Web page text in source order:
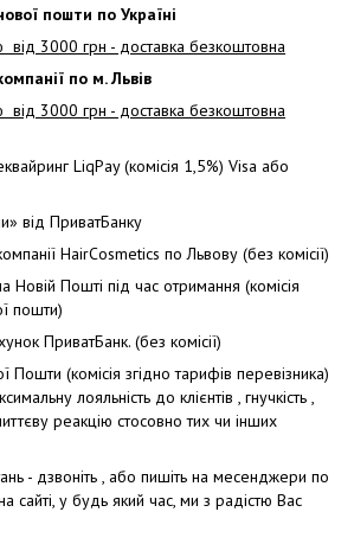
пошти по Україні
3000 грн - доставка безкоштовна
по м. Львів
3000 грн - доставка безкоштовна
LiqPay (комісія 1,5%) Visa або
від ПриватБанку
HairCosmetics по Львову (без комісії)
Новій Пошті під час отримання (комісія
пошти)
ПриватБанк. (без комісії)
(комісія згідно тарифів перевізника)
лояльність до клієнтів , гнучкість ,
реакцію стосовно тих чи інших
- дзвоніть , або пишіть на месенджери по
сайті, у будь який час, ми з радістю Вас